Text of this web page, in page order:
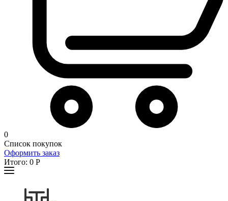
0
Список покупок
Оформить заказ
Итого: 0 Р